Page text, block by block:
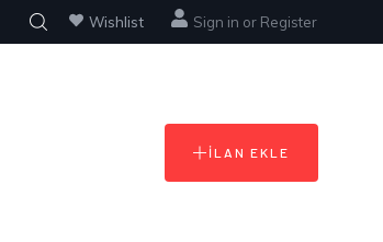
Wishlist Sign in or Register
İLAN EKLE